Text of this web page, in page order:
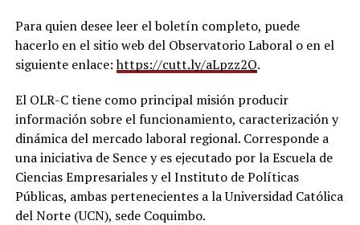
Para quien desee leer el boletín completo, puede
hacerlo en el sitio web del Observatorio Laboral o en el
siguiente enlace:https://cutt.ly/aLpzz2Q.
El OLR-C tiene como principal misión producir
información sobre el funcionamiento, caracterización y
dinámica del mercado laboral regional. Corresponde a
una iniciativa de Sence y es ejecutado por la Escuela de
Ciencias Empresariales y el Instituto de Políticas
Públicas, ambas pertenecientes a la Universidad Católica
del Norte (UCN), sede Coquimbo.